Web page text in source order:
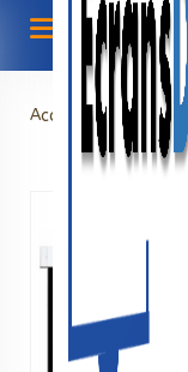
Accueil >Manuel>